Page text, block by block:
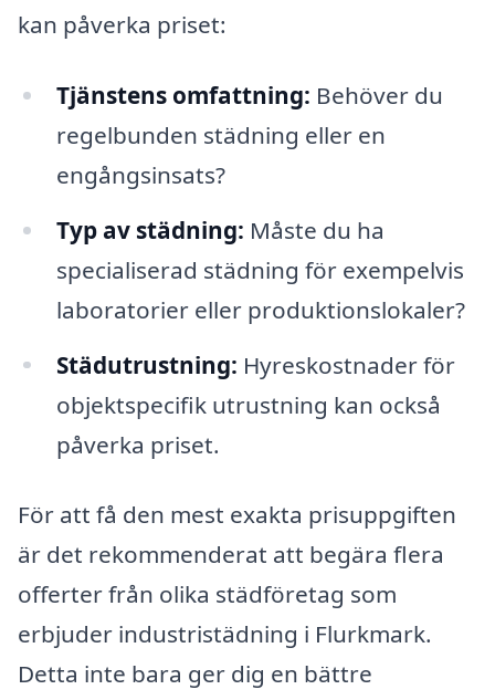
kan påverka priset:
Tjänstens omfattning: Behöver du
regelbunden städning eller en
engångsinsats?
Typ av städning: Måste du ha
specialiserad städning för exempelvis
laboratorier eller produktionslokaler?
Städutrustning: Hyreskostnader för
objektspecifik utrustning kan också
påverka priset.
För att få den mest exakta prisuppgiften
är det rekommenderat att begära flera
offerter från olika städföretag som
erbjuder industristädning i Flurkmark.
Detta inte bara ger dig en bättre